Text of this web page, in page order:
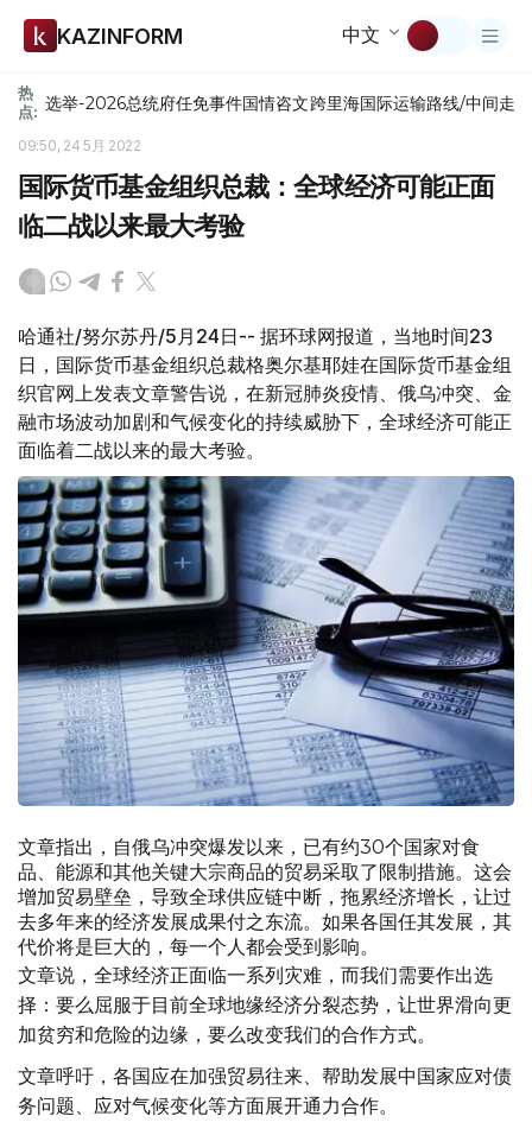
KAZINFORM 中文
热
点: 选举-2026总统府任免事件国情咨文跨里海国际运输路线/中间走廊
09:50, 24 5月 2022
国际货币基金组织总裁：全球经济可能正面
临二战以来最大考验
哈通社/努尔苏丹/5月24日-- 据环球网报道，当地时间23
日，国际货币基金组织总裁格奥尔基耶娃在国际货币基金组
织官网上发表文章警告说，在新冠肺炎疫情、俄乌冲突、金
融市场波动加剧和气候变化的持续威胁下，全球经济可能正
面临着二战以来的最大考验。
文章指出，自俄乌冲突爆发以来，已有约30个国家对食
品、能源和其他关键大宗商品的贸易采取了限制措施。这会
增加贸易壁垒，导致全球供应链中断，拖累经济增长，让过
去多年来的经济发展成果付之东流。如果各国任其发展，其
代价将是巨大的，每一个人都会受到影响。
文章说，全球经济正面临一系列灾难，而我们需要作出选
择：要么屈服于目前全球地缘经济分裂态势，让世界滑向更
加贫穷和危险的边缘，要么改变我们的合作方式。
文章呼吁，各国应在加强贸易往来、帮助发展中国家应对债
务问题、应对气候变化等方面展开通力合作。